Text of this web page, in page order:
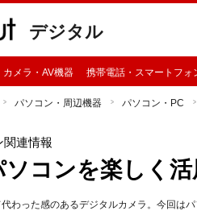
デジタル
カメラ・AV機器 携帯電話・スマートフォ
パソコン・周辺機器 パソコン・PC
関連情報
コンを楽しく活
わった感のあるデジタルカメラ。今回は